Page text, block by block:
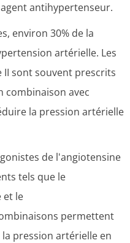
antihypertenseur.
environ 30% de la
artérielle. Les
sont souvent prescrits
combinaison avec
la pression artérielle
de l'angiotensine
tels que le
et le
permettent
pression artérielle en